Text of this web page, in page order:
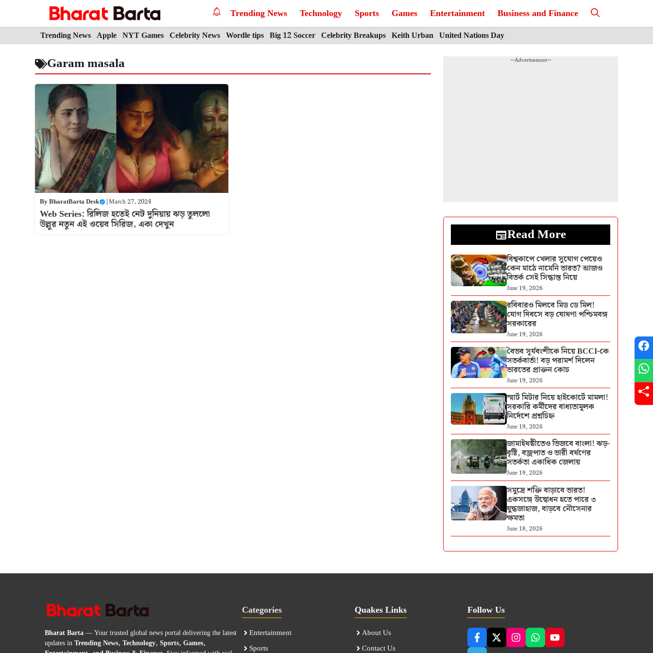
Trending News Technology Sports Games Entertainment Business and Finance
Trending News Apple NYT Games Celebrity News Wordle tips Big 12 Soccer Celebrity Breakups Keith Urban United Nations Day
Garam masala
ByBharatBarta Desk |March 27, 2024
Web Series: রিলিজ হতেই নেট দুনিয়ায় ঝড় তুললো
উল্লুর নতুন এই ওয়েব সিরিজ, একা দেখুন
---Advertisement---
Read More
বিশ্বকাপে খেলার সুযোগ পেয়েও
কেন মাঠে নামেনি ভারত? আজও
বিতর্ক সেই সিদ্ধান্ত নিয়ে
June 19, 2026
রবিবারও মিলবে মিড ডে মিল!
যোগ দিবসে বড় ঘোষণা পশ্চিমবঙ্গ
সরকারের
June 19, 2026
বৈভব সূর্যবংশীকে নিয়ে BCCI-কে
সতর্কবার্তা! বড় পরামর্শ দিলেন
ভারতের প্রাক্তন কোচ
June 19, 2026
স্মার্ট মিটার নিয়ে হাইকোর্টে মামলা!
সরকারি কর্মীদের বাধ্যতামূলক
নির্দেশে প্রশ্নচিহ্ন
June 19, 2026
জামাইষষ্ঠীতেও ভিজবে বাংলা! ঝড়-
বৃষ্টি, বজ্রপাত ও ভারী বর্ষণের
সতর্কতা একাধিক জেলায়
June 19, 2026
সমুদ্রে শক্তি বাড়াবে ভারত!
একসঙ্গে উদ্বোধন হতে পারে ৩
যুদ্ধজাহাজ, বাড়বে নৌসেনার
ক্ষমতা
June 18, 2026
Bharat Barta— Your trusted global news portal delivering the latest
updates inTrending News, Technology, Sports, Games,
Categories
Entertainment
Sports
Quakes Links
About Us
Contact Us
Follow Us